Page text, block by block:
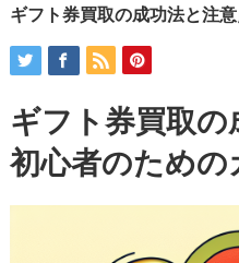
券
成
法
意
ギフト券買取の成功法と注
ギフト券買取
初心者のための